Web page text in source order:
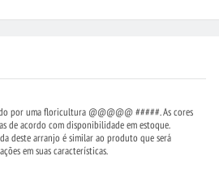
por uma floricultura @@@@@ #####. As cores
de acordo com disponibilidade em estoque.
deste arranjo é similar ao produto que será
em suas características.